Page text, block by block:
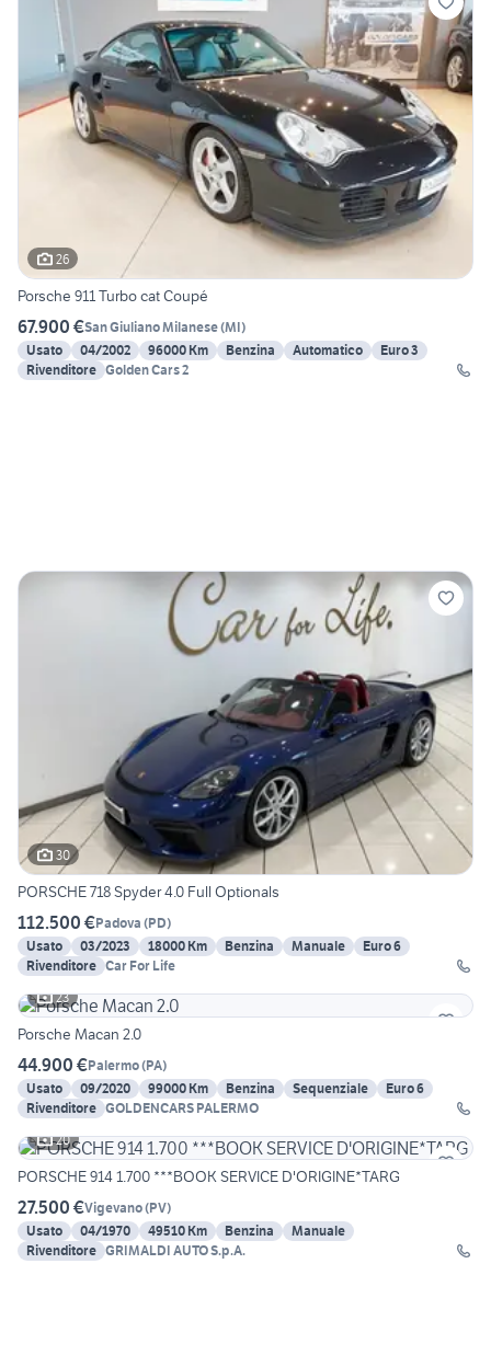
26
Porsche 911 Turbo cat Coupé
67.900 €San Giuliano Milanese(MI)
Usato
04/2002 96000 Km Benzina Automatico
Euro 3
Rivenditore Golden Cars 2
30
PORSCHE 718 Spyder 4.0 Full Optionals
112.500 €Padova (PD)
Usato
03/2023 18000 Km Benzina Manuale
Euro 6
Rivenditore Car For Life
23
Porsche Macan 2.0
44.900 €Palermo(PA)
Usato
09/2020 99000 Km Benzina Sequenziale
Euro 6
Rivenditore GOLDENCARS PALERMO
20
PORSCHE 914 1.700 ***BOOK SERVICE D'ORIGINE*TARG
27.500 €Vigevano(PV)
Usato
04/1970 49510 Km Benzina
Manuale
Rivenditore GRIMALDI AUTO S.p.A.